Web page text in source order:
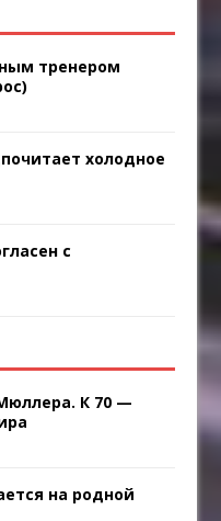
тренером
холодное
с
К 70 —
на родной